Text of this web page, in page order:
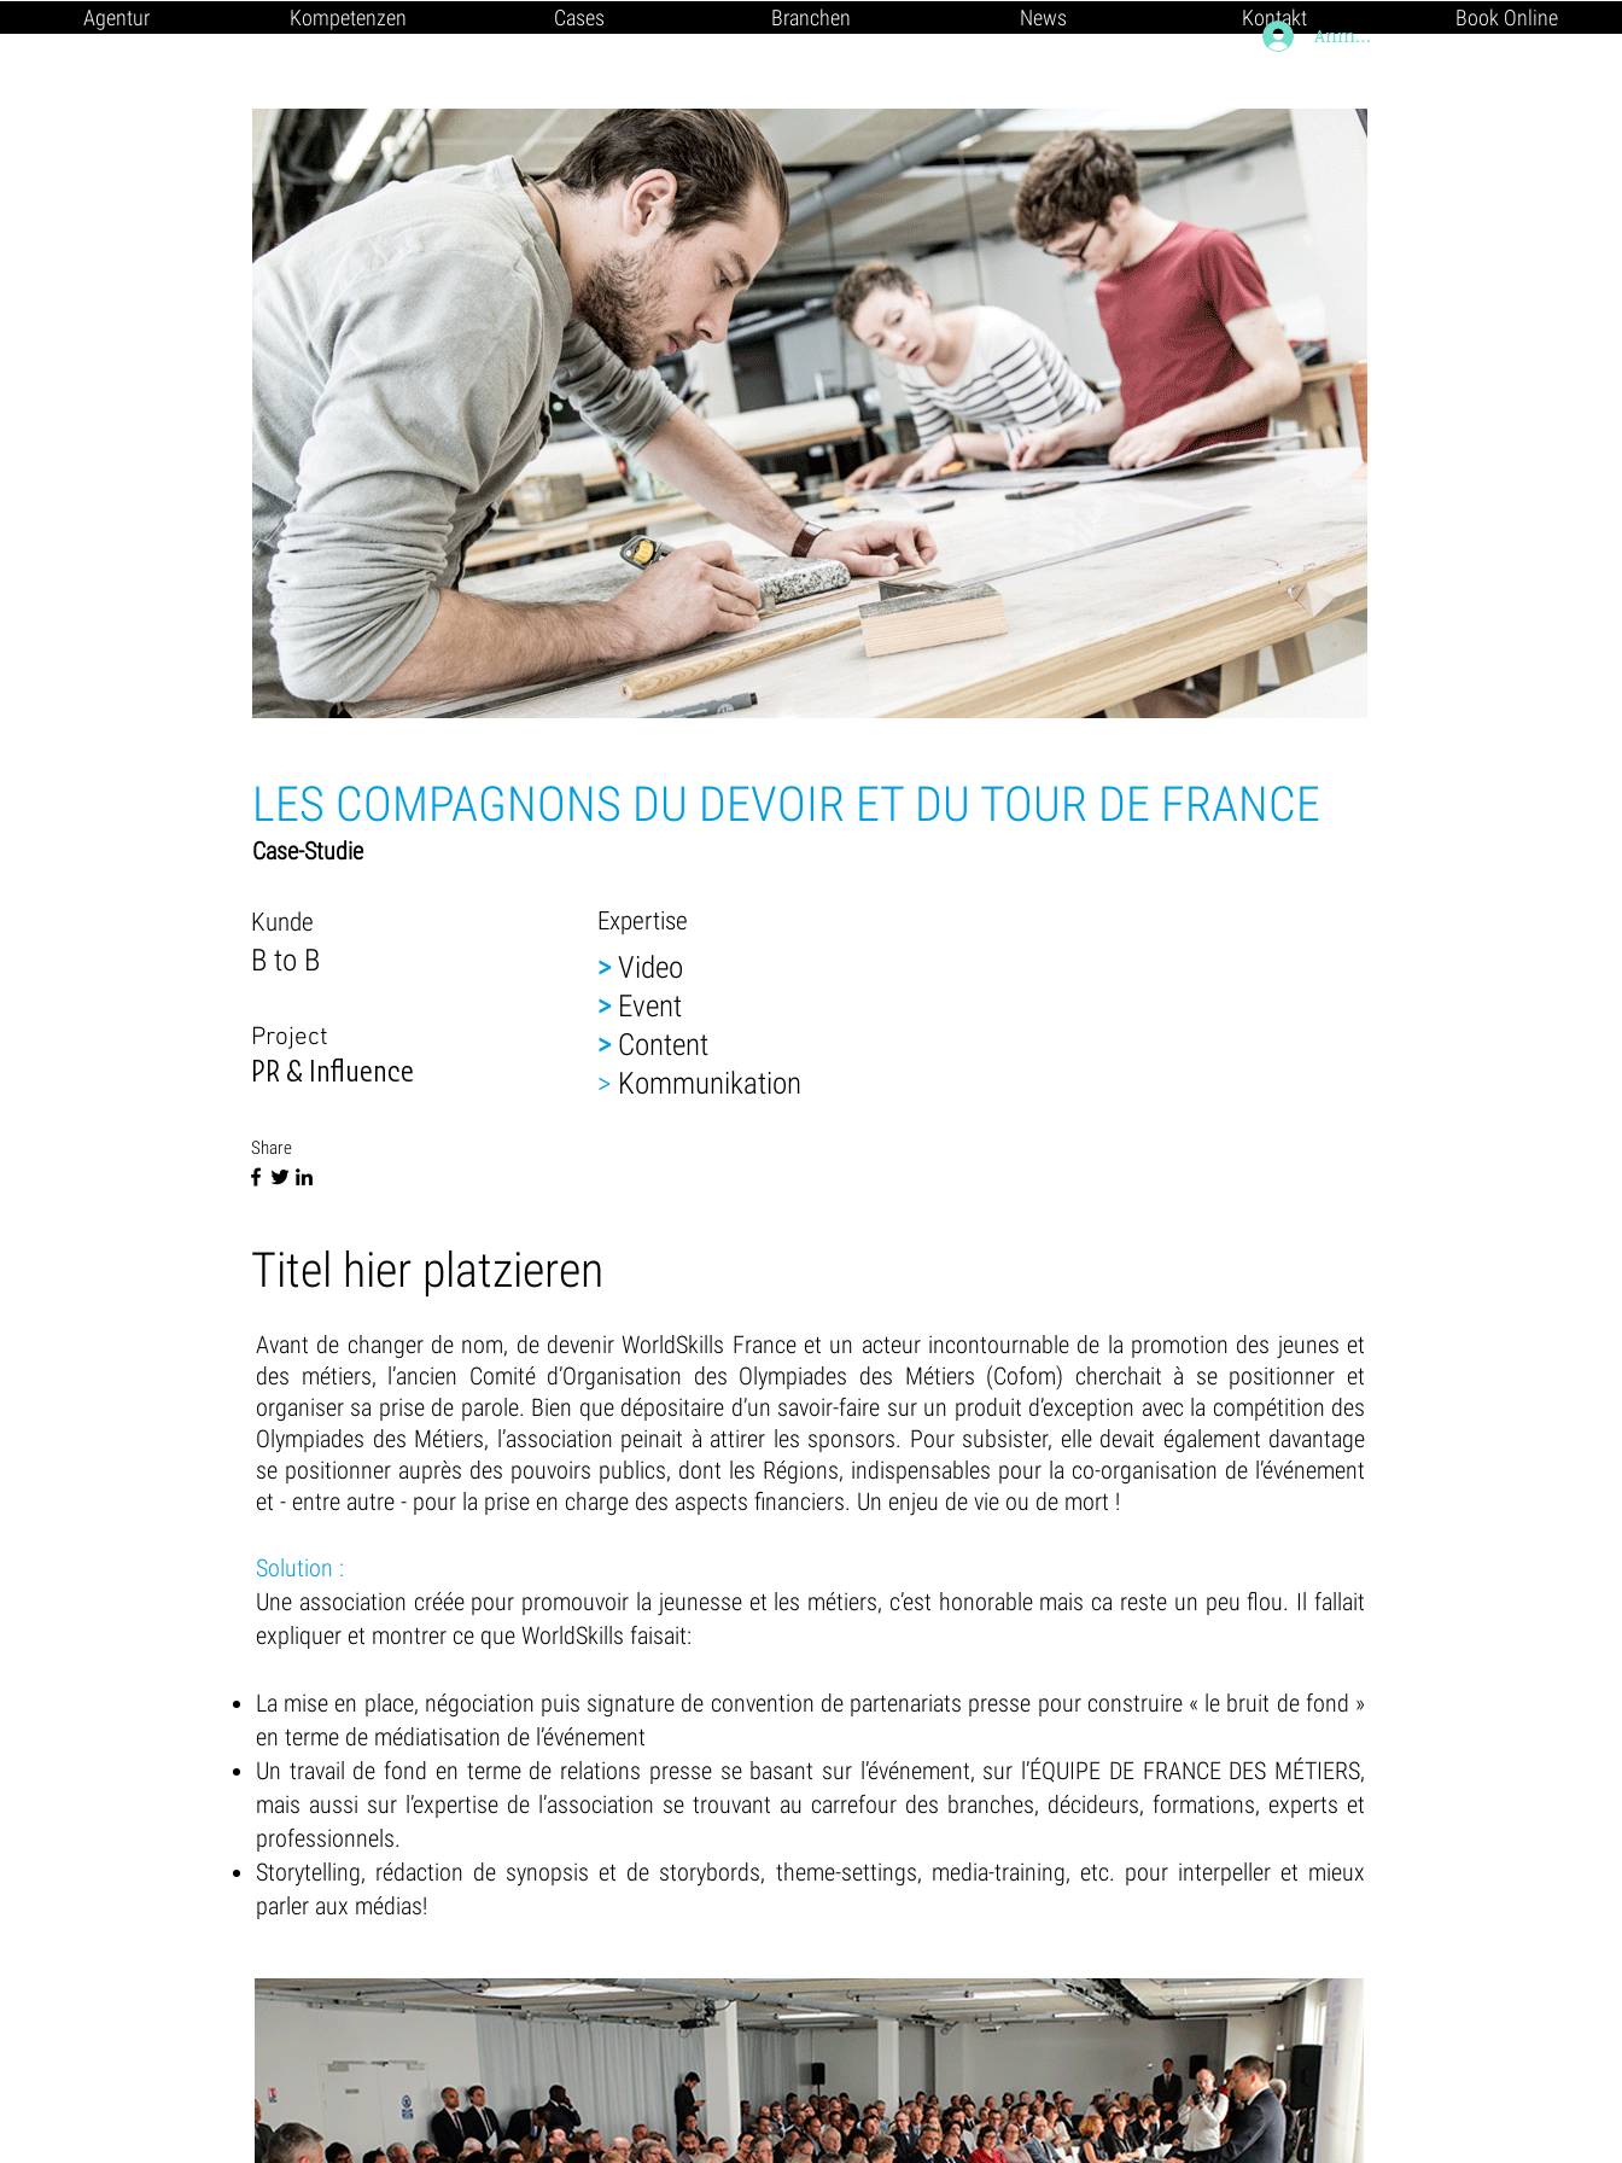
Agentur Kompetenzen Cases Branchen News Kontakt Book Online
Anmelden
LES COMPAGNONS DU DEVOIR ET DU TOUR DE FRANCE
Case-Studie
Kunde
B to B
Project
PR & Influence
Expertise
>Video
>Event
>Content
> Kommunikation
Share
Titel hier platzieren
Avant de changer de nom, de devenir WorldSkills France et un acteur incontournable de la promotion des jeunes et
des métiers, l’ancien Comité d’Organisation des Olympiades des Métiers (Cofom) cherchait à se positionner et
organiser sa prise de parole. Bien que dépositaire d’un savoir-faire sur un produit d’exception avec la compétition des
Olympiades des Métiers, l’association peinait à attirer les sponsors. Pour subsister, elle devait également davantage
se positionner auprès des pouvoirs publics, dont les Régions, indispensables pour la co-organisation de l’événement
et - entre autre - pour la prise en charge des aspects financiers. Un enjeu de vie ou de mort !
Solution :
Une association créée pour promouvoir la jeunesse et les métiers, c’est honorable mais ca reste un peu flou. Il fallait
expliquer et montrer ce que WorldSkills faisait:
La mise en place, négociation puis signature de convention de partenariats presse pour construire « le bruit de fond »
en terme de médiatisation de l’événement
Un travail de fond en terme de relations presse se basant sur l’événement, sur l’ÉQUIPE DE FRANCE DES MÉTIERS,
mais aussi sur l’expertise de l’association se trouvant au carrefour des branches, décideurs, formations, experts et
professionnels.
Storytelling, rédaction de synopsis et de storybords, theme-settings, media-training, etc. pour interpeller et mieux
parler aux médias!